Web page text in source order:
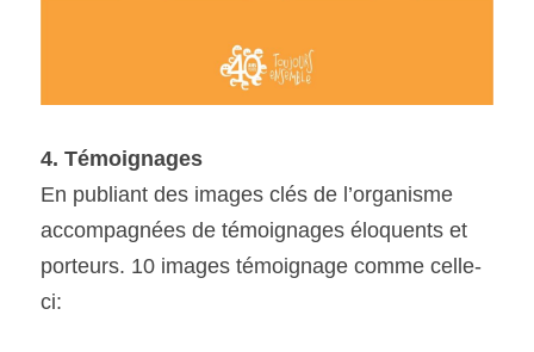
4. Témoignages
En publiant des images clés de l’organisme
accompagnées de témoignages éloquents et
porteurs. 10 images témoignage comme celle-
ci: